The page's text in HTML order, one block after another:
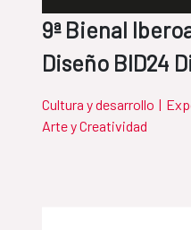
9ª Bienal
Diseño BID24
Cultura y desarrollo |
Arte y Creatividad